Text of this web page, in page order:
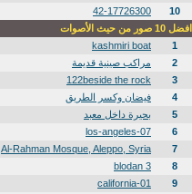
10
42-17726300
افضل 10 صور من حيث الأصوات
1
kashmiri boat
2
مراكب صينية قديمة
3
122beside the rock
4
فيضان وكسر الطريق
5
بحيرة داخل معبد
6
los-angeles-07
7
Al-Rahman Mosque, Aleppo, Syria
8
blodan 3
9
california-01